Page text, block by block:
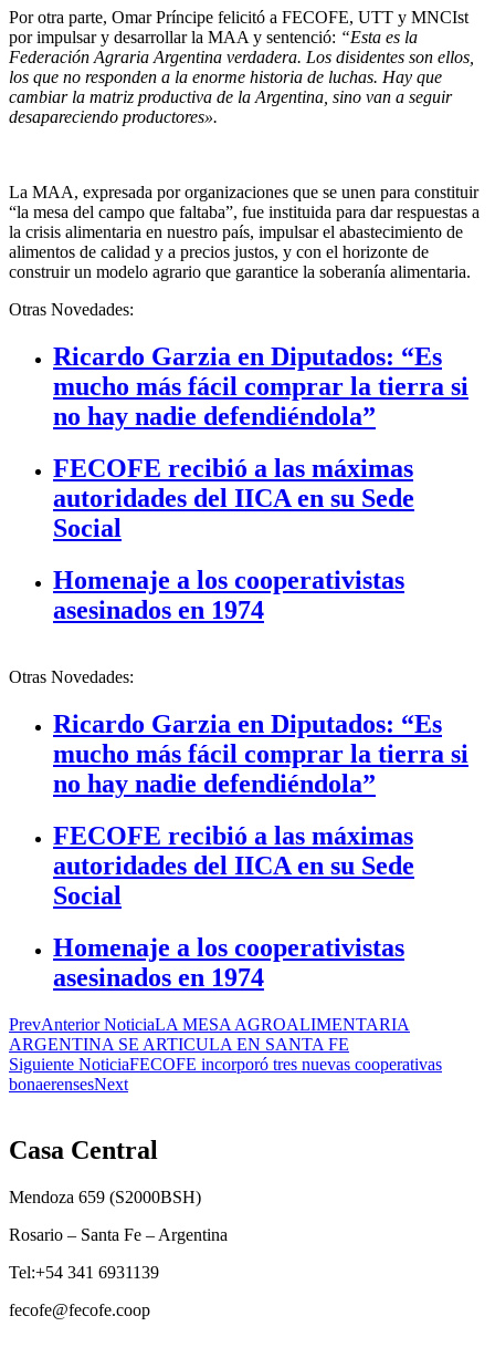
Por otra parte, Omar Príncipe felicitó a FECOFE, UTT y MNCIst
por impulsar y desarrollar la MAA y sentenció: “Esta es la
Federación Agraria Argentina verdadera. Los disidentes son ellos,
los que no responden a la enorme historia de luchas. Hay que
cambiar la matriz productiva de la Argentina, sino van a seguir
desapareciendo productores».
La MAA, expresada por organizaciones que se unen para constituir
“la mesa del campo que faltaba”, fue instituida para dar respuestas a
la crisis alimentaria en nuestro país, impulsar el abastecimiento de
alimentos de calidad y a precios justos, y con el horizonte de
construir un modelo agrario que garantice la soberanía alimentaria.
Otras Novedades:
Ricardo Garzia en Diputados: “Es
mucho más fácil comprar la tierra si
no hay nadie defendiéndola”
FECOFE recibió a las máximas
autoridades del IICA en su Sede
Social
Homenaje a los cooperativistas
asesinados en 1974
Otras Novedades:
Ricardo Garzia en Diputados: “Es
mucho más fácil comprar la tierra si
no hay nadie defendiéndola”
FECOFE recibió a las máximas
autoridades del IICA en su Sede
Social
Homenaje a los cooperativistas
asesinados en 1974
PrevAnterior NoticiaLA MESA AGROALIMENTARIA
ARGENTINA SE ARTICULA EN SANTA FE
Siguiente NoticiaFECOFE incorporó tres nuevas cooperativas
bonaerensesNext
Casa Central
Mendoza 659 (S2000BSH)
Rosario – Santa Fe – Argentina
Tel:+54 341 6931139
fecofe@fecofe.coop